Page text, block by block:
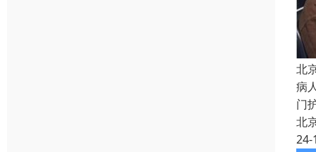
北
病
门
北
24-